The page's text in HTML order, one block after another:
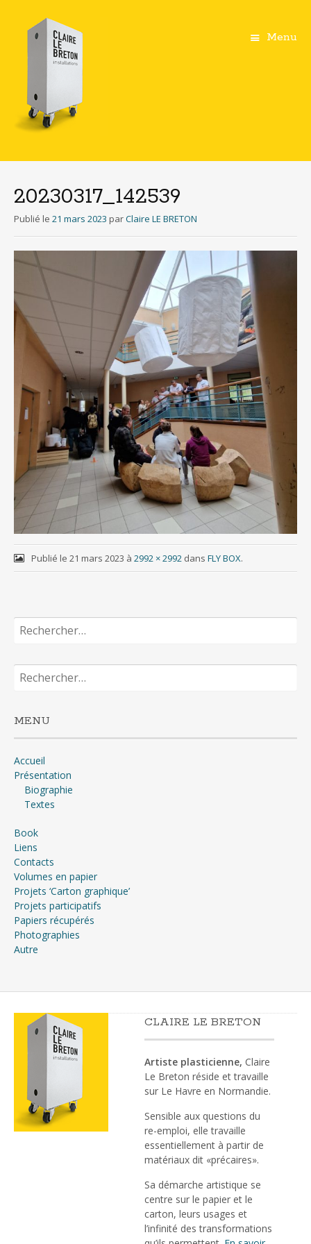
Menu
principal
20230317_142539
Publié le 21 mars 2023 parClaire LE BRETON
Publié le 21 mars 2023 à 2992 × 2992dans FLY BOX.
Rechercher :
Rechercher :
MENU
Accueil
Présentation
Biographie
Textes
Book
Liens
Contacts
Volumes en papier
Projets ‘Carton graphique’
Projets participatifs
Papiers récupérés
Photographies
Autre
CLAIRE LE BRETON
Artiste plasticienne, Claire
Le Breton réside et travaille
sur Le Havre en Normandie.
Sensible aux questions du
re-emploi, elle travaille
essentiellement à partir de
matériaux dit «précaires».
Sa démarche artistique se
centre sur le papier et le
carton, leurs usages et
l’infinité des transformations